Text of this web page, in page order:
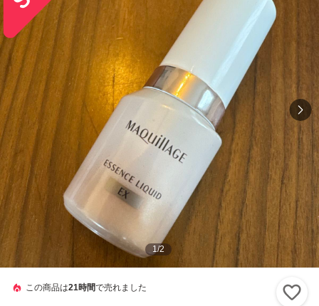
1/2
この商品は21時間で売れました